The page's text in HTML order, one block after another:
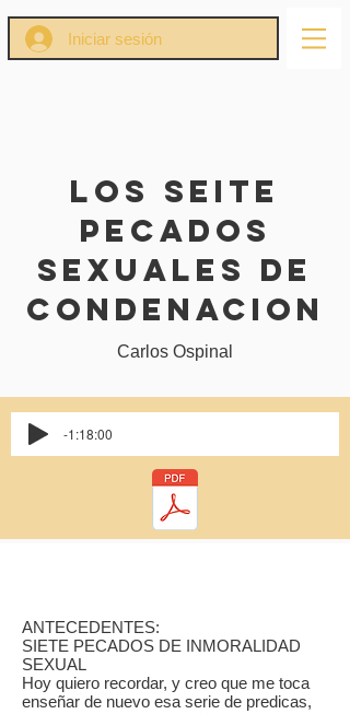
Iniciar sesión
los seite
pecados
sexuales de
condenacion
Carlos Ospinal
-1:18:00
ANTECEDENTES:
SIETE PECADOS DE INMORALIDAD
SEXUAL
Hoy quiero recordar, y creo que me toca
enseñar de nuevo esa serie de predicas,